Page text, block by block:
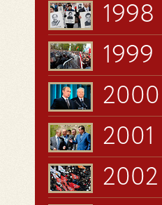
1998
1999
2000
2001
2002